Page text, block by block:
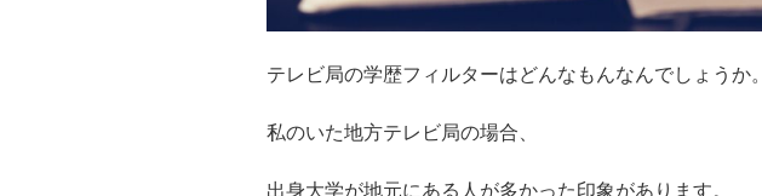
テレビ局の学歴フィルターはどんなもんなんでしょうか。
私のいた地方テレビ局の場合、
出身大学が地元にある人が多かった印象があります。